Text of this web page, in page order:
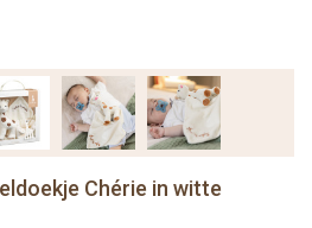
Chérie in witte